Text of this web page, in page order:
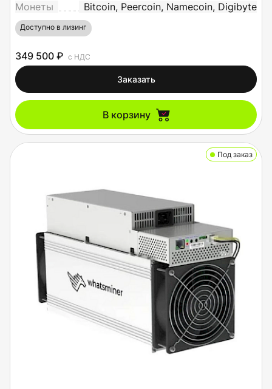
Монеты
Bitcoin, Peercoin, Namecoin, Digibyte
Доступно в лизинг
349 500 ₽ с НДС
Заказать
В корзину
Под заказ